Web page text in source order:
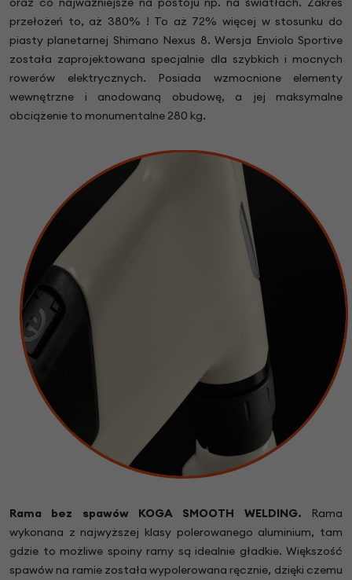
przełożeń to, aż 380% ! To aż 72% więcej w stosunku do
piasty planetarnej Shimano Nexus 8. Wersja Enviolo Sportive
została zaprojektowana specjalnie dla szybkich i mocnych
rowerów elektrycznych. Posiada wzmocnione elementy
wewnętrzne i anodowaną obudowę, a jej maksymalne
obciążenie to monumentalne 280 kg.
Rama bez spawów KOGA SMOOTH WELDING.
Rama
wykonana z najwyższej klasy polerowanego aluminium, tam
gdzie to możliwe spoiny ramy są idealnie gładkie. Większość
spawów na ramie została wypolerowana ręcznie, dzięki czemu